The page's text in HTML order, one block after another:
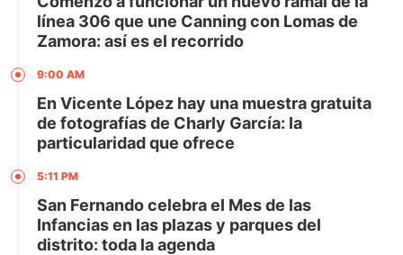
línea 306 que une Canning con Lomas de
Zamora: así es el recorrido
9:00 AM
En Vicente López hay una muestra gratuita
de fotografías de Charly García: la
particularidad que ofrece
5:11 PM
San Fernando celebra el Mes de las
Infancias en las plazas y parques del
distrito: toda la agenda